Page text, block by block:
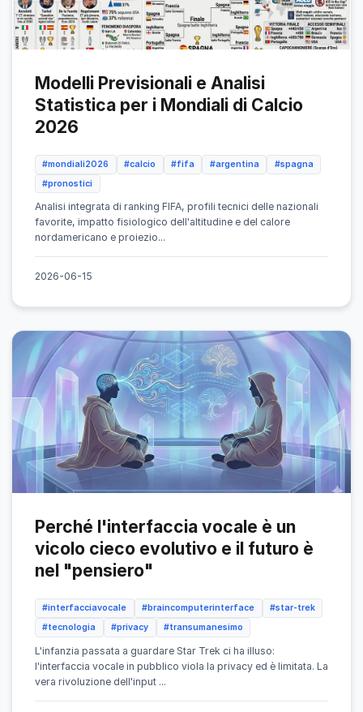
Modelli Previsionali e Analisi
Statistica per i Mondiali di Calcio
2026
#mondiali2026 #calcio #fifa #argentina
#spagna
#pronostici
Analisi integrata di ranking FIFA, profili tecnici delle nazionali
favorite, impatto fisiologico dell'altitudine e del calore
nordamericano e proiezio...
2026-06-15
Perché l'interfaccia vocale è un
vicolo cieco evolutivo e il futuro è
nel "pensiero"
#interfacciavocale #braincomputerinterface
#star-trek
#tecnologia
#privacy #transumanesimo
L'infanzia passata a guardare Star Trek ci ha illuso:
l'interfaccia vocale in pubblico viola la privacy ed è limitata. La
vera rivoluzione dell'input ...